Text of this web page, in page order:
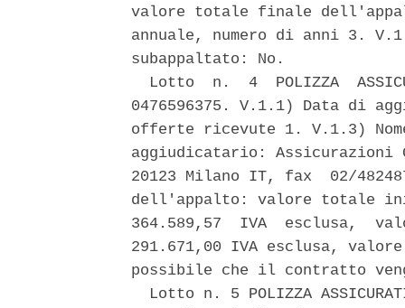
valore totale finale
annuale, numero di anni 3.
subappaltato: No.
Lotto  n.  4  POLIZZA
0476596375. V.1.1) Data di
offerte ricevute 1. V.1.3)
aggiudicatario:
20123 Milano IT, fax  02/
dell'appalto: valore totale
364.589,57  IVA  esclusa,
291.671,00 IVA esclusa,
possibile che il contratto
Lotto n. 5 POLIZZA